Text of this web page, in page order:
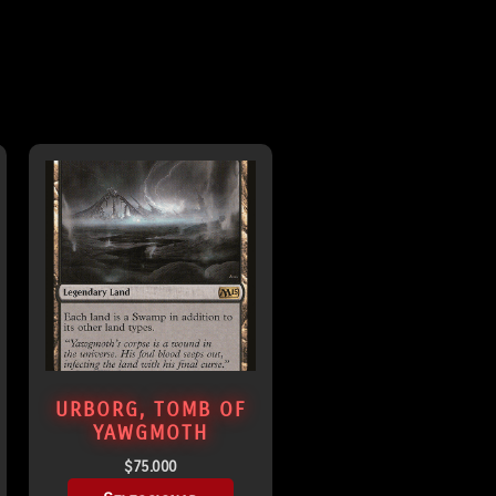
URBORG, TOMB OF
YAWGMOTH
$75.000